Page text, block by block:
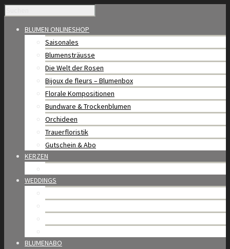
BLUMEN ONLINESHOP
Saisonales
Blumensträusse
Die Welt der Rosen
Bijoux de fleurs – Blumenbox
Florale Kompositionen
Bundware & Trockenblumen
Orchideen
Trauerfloristik
Gutschein & Abo
KERZEN
WEDDINGS
BLUMENABO